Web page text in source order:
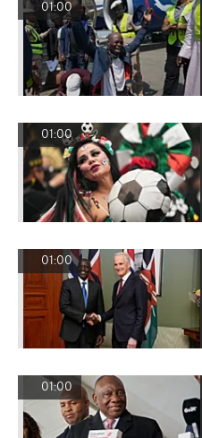
01:00
01:00
01:00
01:00